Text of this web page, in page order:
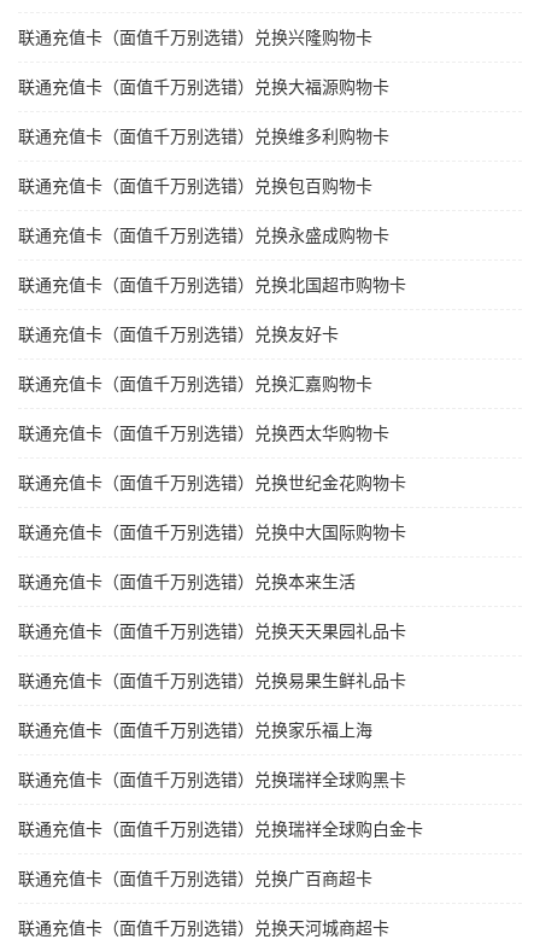
联通充值卡（面值千万别选错）兑换兴隆购物卡
联通充值卡（面值千万别选错）兑换大福源购物卡
联通充值卡（面值千万别选错）兑换维多利购物卡
联通充值卡（面值千万别选错）兑换包百购物卡
联通充值卡（面值千万别选错）兑换永盛成购物卡
联通充值卡（面值千万别选错）兑换北国超市购物卡
联通充值卡（面值千万别选错）兑换友好卡
联通充值卡（面值千万别选错）兑换汇嘉购物卡
联通充值卡（面值千万别选错）兑换西太华购物卡
联通充值卡（面值千万别选错）兑换世纪金花购物卡
联通充值卡（面值千万别选错）兑换中大国际购物卡
联通充值卡（面值千万别选错）兑换本来生活
联通充值卡（面值千万别选错）兑换天天果园礼品卡
联通充值卡（面值千万别选错）兑换易果生鲜礼品卡
联通充值卡（面值千万别选错）兑换家乐福上海
联通充值卡（面值千万别选错）兑换瑞祥全球购黑卡
联通充值卡（面值千万别选错）兑换瑞祥全球购白金卡
联通充值卡（面值千万别选错）兑换广百商超卡
联通充值卡（面值千万别选错）兑换天河城商超卡